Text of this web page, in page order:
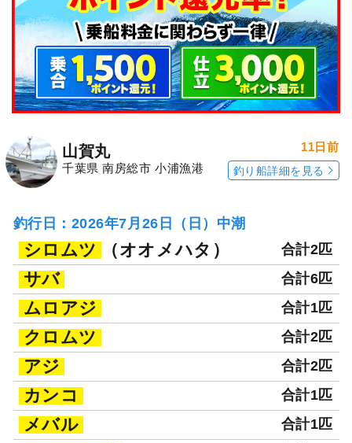
山賀丸
千葉県 南房総市 小浦漁港
11日前
釣り船詳細を見る
釣行日：2026年7月26日（日）中潮
シロムツ （オオメハタ） 合計2匹
サバ 合計6匹
ムロアジ 合計1匹
クロムツ 合計2匹
アジ 合計2匹
カンコ 合計1匹
メバル 合計1匹